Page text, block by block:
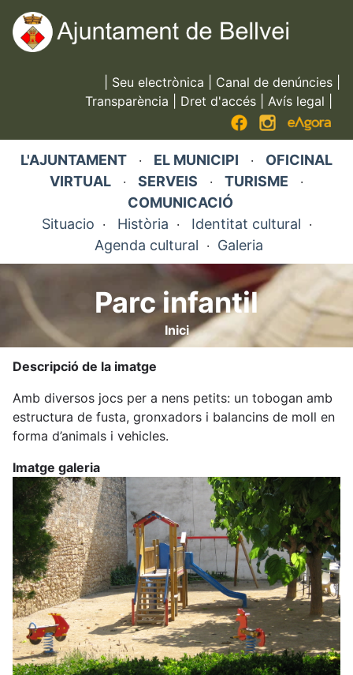
Vés
al
contingut
Seu electrònica Canal de denúncies
Transparència
Dret d'accés Avís legal
L'AJUNTAMENT · EL MUNICIPI · OFICINAL
VIRTUAL · SERVEIS · TURISME ·
COMUNICACIÓ
Situacio · Història · Identitat cultural ·
Agenda cultural · Galeria
Parc infantil
Fil
d'ariadna
Inici
Descripció de la imatge
Amb diversos jocs per a nens petits: un tobogan amb
estructura de fusta, gronxadors i balancins de moll en
forma d’animals i vehicles.
Imatge galeria